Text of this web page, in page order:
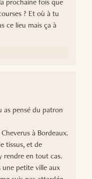
? Et où à tu
ce lieu mais ça à
as pensé du patron
à Bordeaux.
tissus, et de
rendre en tout cas.
petite ville aux